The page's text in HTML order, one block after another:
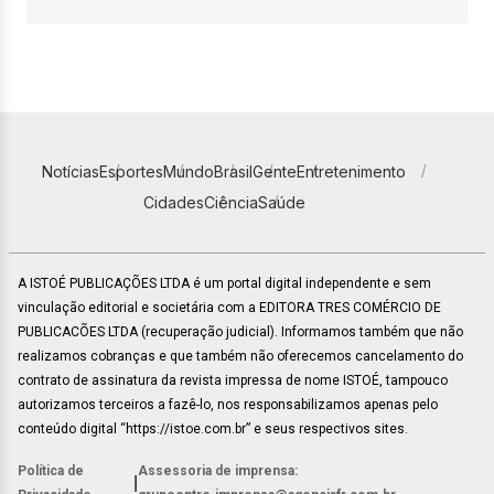
NotíciasEsportesMundoBrasilGenteEntretenimento
CidadesCiênciaSaúde
A ISTOÉ PUBLICAÇÕES LTDA é um portal digital independente e sem
vinculação editorial e societária com a EDITORA TRES COMÉRCIO DE
PUBLICACÕES LTDA (recuperação judicial). Informamos também que não
realizamos cobranças e que também não oferecemos cancelamento do
contrato de assinatura da revista impressa de nome ISTOÉ, tampouco
autorizamos terceiros a fazê-lo, nos responsabilizamos apenas pelo
conteúdo digital “https://istoe.com.br” e seus respectivos sites.
Política de
Assessoria de imprensa: